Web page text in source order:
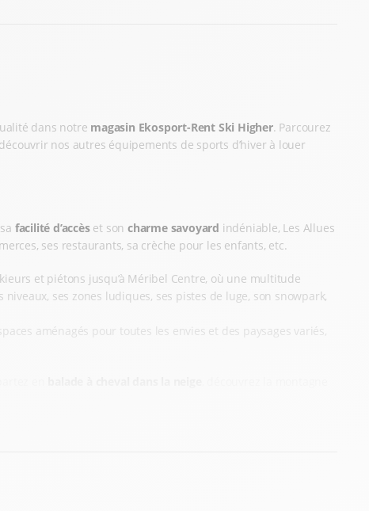
dans notre magasin Ekosport-Rent Ski Higher. Parcourez
nos autres équipements de sports d’hiver à louer
facilité d’accèset soncharme savoyard indéniable, Les Allues
ses restaurants, sa crèche pour les enfants, etc.
et piétons jusqu’à Méribel Centre, où une multitude
niveaux, ses zones ludiques, ses pistes de luge, son snowpark,
aménagés pour toutes les envies et des paysages variés,